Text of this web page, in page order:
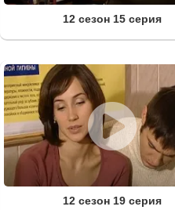
12 сезон 15 серия
12 сезон 19 серия